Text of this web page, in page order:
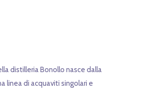
distilleria Bonollo nasce dalla
linea di acquaviti singolari e